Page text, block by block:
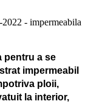
- impermeabila
pentru a se
impermeabil
ploii,
la interior,